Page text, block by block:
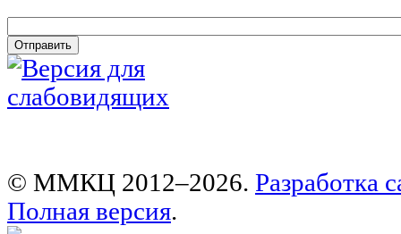
© ММКЦ 2012–2026. Разработка
Полная версия.